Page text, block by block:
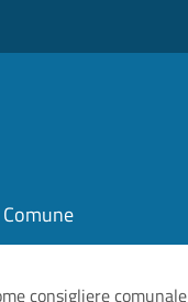
consigliere comunale